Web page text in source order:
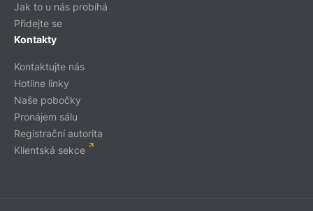
Jak to u nás probíhá
Přidejte se
Kontakty
Kontaktujte nás
Hotline linky
Naše pobočky
Pronájem sálu
Registrační autorita
Klientská sekce